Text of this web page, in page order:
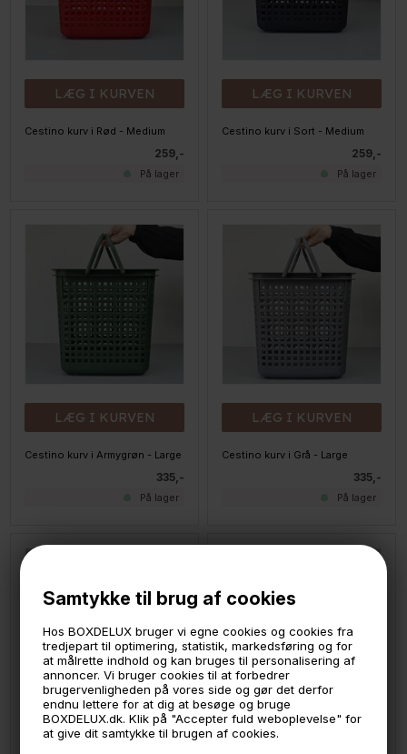
Samtykke til brug af cookies
Hos BOXDELUX bruger vi egne cookies og cookies fra
tredjepart til optimering, statistik, markedsføring og for
at målrette indhold og kan bruges til personalisering af
annoncer. Vi bruger cookies til at forbedrer
brugervenligheden på vores side og gør det derfor
endnu lettere for at dig at besøge og bruge
BOXDELUX.dk. Klik på "Accepter fuld weboplevelse" for
at give dit samtykke til brugen af cookies.
LÆG I KURVEN
Cestino kurv i Rød - Medium
259,-
På lager
LÆG I KURVEN
Cestino kurv i Sort - Medium
259,-
På lager
LÆG I KURVEN
Cestino kurv i Armygrøn - Large
335,-
På lager
LÆG I KURVEN
Cestino kurv i Grå - Large
335,-
På lager
LÆG I KURVEN LÆG I KURVEN